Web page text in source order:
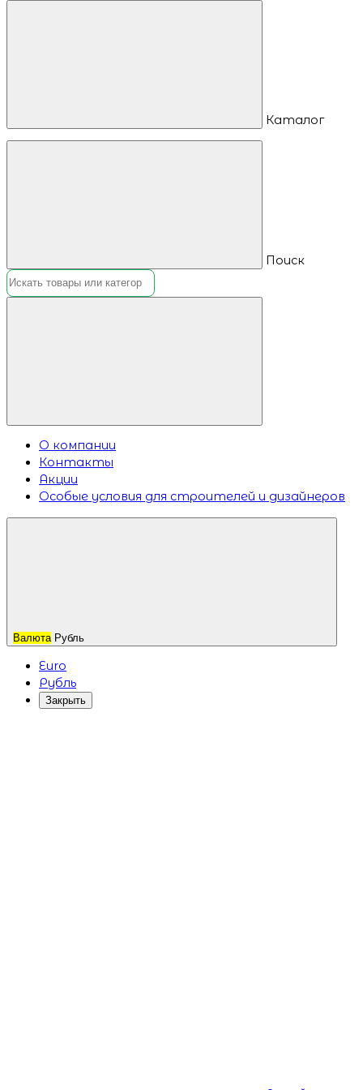
Каталог
Поиск
О компании
Контакты
Акции
Особые условия для строителей и дизайнеров
Валюта Рубль
Euro
Рубль
Закрыть